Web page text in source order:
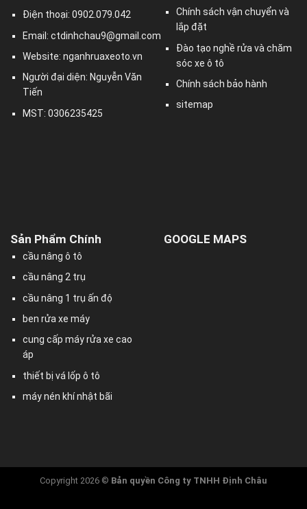
Điện thoại: 0902.079.042
Email:ctdinhchau9@gmail.com
Website: nganhruaxeoto.vn
Người đại diện: Nguyễn Văn
Tiến
MST: 0306235425
Chính sách vận chuyển và
lắp đặt
Đào tạo nghề rửa và chăm
sóc xe ô tô
Chính sách bảo hành
sitemap
Sản Phẩm Chính
cầu nâng ô tô
cầu nâng 2 trụ
cầu nâng 1 trụ ấn độ
ben rửa xe máy
cung cấp máy rửa xe cao
áp
thiết bị vá lốp ô tô
máy nén khí nhật bãi
GOOGLE MAPS
Copyright 2026 © Bản quyền Công ty TNHH Định Châu